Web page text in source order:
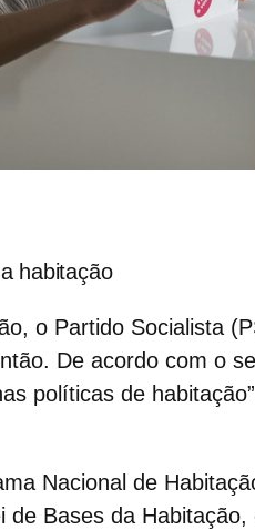
habitação
o Partido Socialista
De acordo com o
políticas de
Nacional de
de Bases da Habitação,